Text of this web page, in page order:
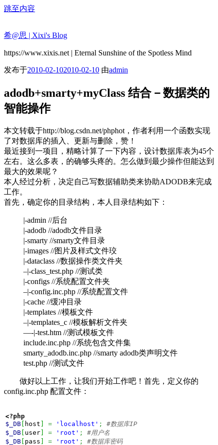
跳至内容
希@思 | Xixi's Blog
https://www.xixis.net | Eternal Sunshine of the Spotless Mind
发布于2010-02-102010-02-10 由admin
adodb+smarty+myClass 结合－数据类的
智能操作
本文转载于http://blog.csdn.net/phphot，作者利用一个函数实现
了对数据库的插入、更新与删除，赞！
最近接到一项目，精略计算了一下内容，设计数据库表为45个
左右。这么多表，的确够头疼的。怎么做到最少操作但能达到
最大的效果呢？
本人经过分析，决定自己写数据辅助类来协助ADODB来完成
工作。
首先，确定你的目录结构，本人目录结构如下：
|-admin //后台
|-adodb //adodb文件目录
|-smarty //smarty文件目录
|-images //图片及样式文件珓
|-dataclass //数据操作类文件夹
–|-class_test.php //测试类
|-configs //系统配置文件夹
–|-config.inc.php //系统配置文件
|-cache //缓冲目录
|-templates //模板文件
–|-templates_c //模板解析文件夹
—-|-test.htm //测试模板文件
include.inc.php //系统包含文件集
smarty_adodb.inc.php //smarty adodb类声明文件
test.php //测试文件
做好以上工作，让我们开始工作吧！首先，定义你的
config.inc.php 配置文件：
<?php
$_DB
host = 'localhost' ;
$_DB user = 'root' ;
$_DB pass = 'root' ;